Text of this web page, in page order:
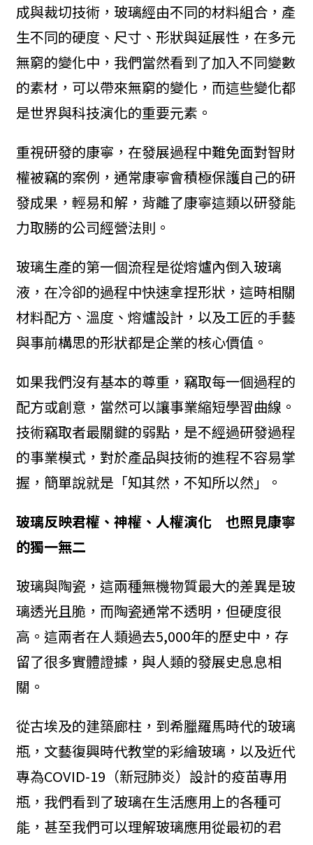
成與裁切技術，玻璃經由不同的材料組合，產
生不同的硬度、尺寸、形狀與延展性，在多元
無窮的變化中，我們當然看到了加入不同變數
的素材，可以帶來無窮的變化，而這些變化都
是世界與科技演化的重要元素。
重視研發的康寧，在發展過程中難免面對智財
權被竊的案例，通常康寧會積極保護自己的研
發成果，輕易和解，背離了康寧這類以研發能
力取勝的公司經營法則。
玻璃生產的第一個流程是從熔爐內倒入玻璃
液，在冷卻的過程中快速拿捏形狀，這時相關
材料配方、溫度、熔爐設計，以及工匠的手藝
與事前構思的形狀都是企業的核心價值。
如果我們沒有基本的尊重，竊取每一個過程的
配方或創意，當然可以讓事業縮短學習曲線。
技術竊取者最關鍵的弱點，是不經過研發過程
的事業模式，對於產品與技術的進程不容易掌
握，簡單說就是「知其然，不知所以然」。
玻璃反映君權、神權、人權演化 也照見康寧
的獨一無二
玻璃與陶瓷，這兩種無機物質最大的差異是玻
璃透光且脆，而陶瓷通常不透明，但硬度很
高。這兩者在人類過去5,000年的歷史中，存
留了很多實體證據，與人類的發展史息息相
關。
從古埃及的建築廊柱，到希臘羅馬時代的玻璃
瓶，文藝復興時代教堂的彩繪玻璃，以及近代
專為COVID-19（新冠肺炎）設計的疫苗專用
瓶，我們看到了玻璃在生活應用上的各種可
能，甚至我們可以理解玻璃應用從最初的君